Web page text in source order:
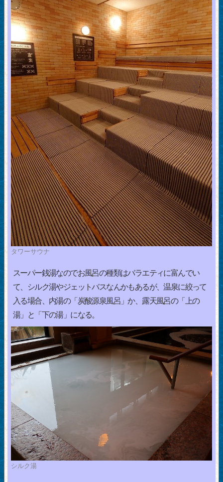
タワーサウナ
スーパー銭湯なのでお風呂の種類はバラエティに富んでい
て、シルク湯やジェットバスなんかもあるが、温泉に絞って
入る場合、内湯の「炭酸源泉風呂」か、露天風呂の「上の
湯」と「下の湯」になる。
シルク湯